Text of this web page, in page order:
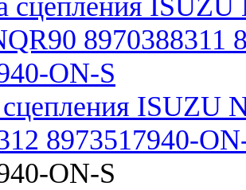
ISUZU
8973517940-
ON-S